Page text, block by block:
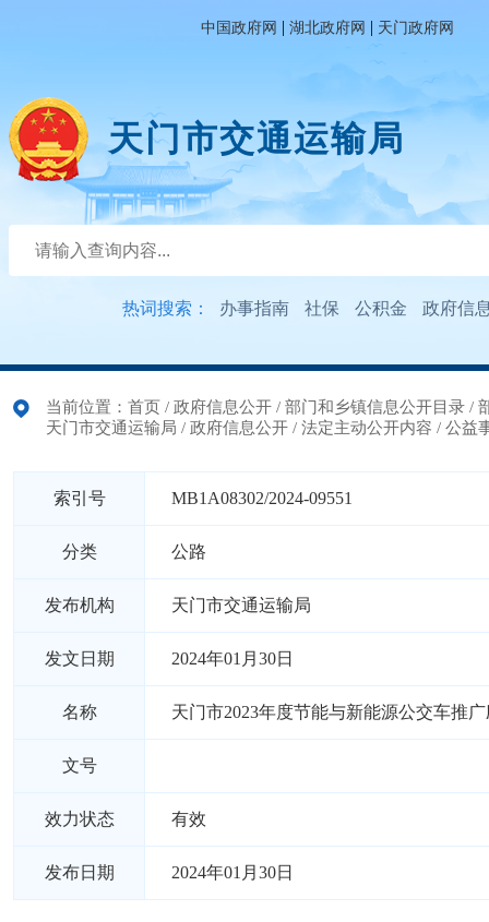
中国政府网 | 湖北政府网 | 天门政府网
天门市交通运输局
热词搜索： 办事指南 社保 公积金 政府信
当前位置： 首页 / 政府信息公开 / 部门和乡镇信息公开目录 /
天门市交通运输局 / 政府信息公开 / 法定主动公开内容 / 公益
索引号 MB1A08302/2024-09551
分类 公路
发布机构 天门市交通运输局
发文日期 2024年01月30日
名称 天门市2023年度节能与新能源公交车推
文号
效力状态 有效
发布日期 2024年01月30日